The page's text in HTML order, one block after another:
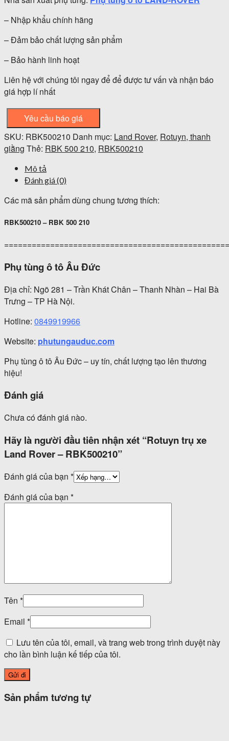
– Nhập khẩu chính hãng
– Đảm bảo chất lượng sản phẩm
– Bảo hành linh hoạt
Liên hệ với chúng tôi ngay để để được tư vấn và nhận báo
giá hợp lí nhất
Yêu cầu báo giá
SKU: RBK500210 Danh mục: Land Rover, Rotuyn, thanh
giằng Thẻ: RBK 500 210, RBK500210
Mô tả
Đánh giá (0)
Các mã sản phẩm dùng chung tương thích:
RBK500210 – RBK 500 210
Phụ tùng ô tô Âu Đức
Địa chỉ: Ngõ 281 – Trần Khát Chân – Thanh Nhàn – Hai Bà
Trưng – TP Hà Nội.
Hotline: 0849919966
Website: phutungauduc.com
Phụ tùng ô tô Âu Đức – uy tín, chất lượng tạo lên thương
hiệu!
Đánh giá
Chưa có đánh giá nào.
Hãy là người đầu tiên nhận xét “Rotuyn trụ xe
Land Rover – RBK500210”
Đánh giá của bạn *
Đánh giá của bạn *
Tên *
Email *
Lưu tên của tôi, email, và trang web trong trình duyệt này
cho lần bình luận kế tiếp của tôi.
Sản phẩm tương tự